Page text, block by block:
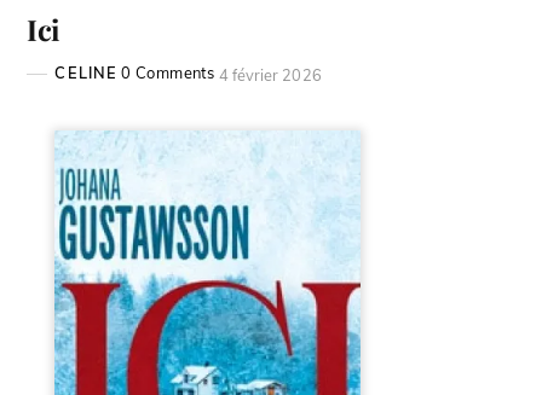
Ici
CELINE 0 Comments 4 février 2026